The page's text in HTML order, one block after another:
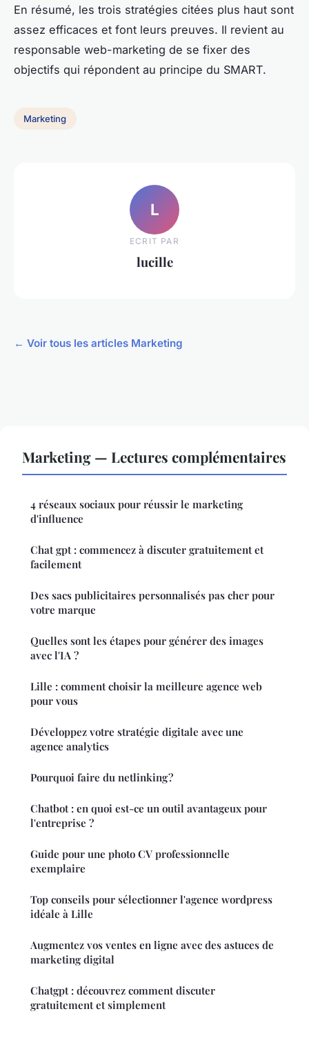
En résumé, les trois stratégies citées plus haut sont
assez efficaces et font leurs preuves. Il revient au
responsable web-marketing de se fixer des
objectifs qui répondent au principe du SMART.
Marketing
L
ECRIT PAR
lucille
← Voir tous les articles Marketing
Marketing — Lectures complémentaires
4 réseaux sociaux pour réussir le marketing
d'influence
Chat gpt : commencez à discuter gratuitement et
facilement
Des sacs publicitaires personnalisés pas cher pour
votre marque
Quelles sont les étapes pour générer des images
avec l'IA ?
Lille : comment choisir la meilleure agence web
pour vous
Développez votre stratégie digitale avec une
agence analytics
Pourquoi faire du netlinking ?
Chatbot : en quoi est-ce un outil avantageux pour
l'entreprise ?
Guide pour une photo CV professionnelle
exemplaire
Top conseils pour sélectionner l'agence wordpress
idéale à Lille
Augmentez vos ventes en ligne avec des astuces de
marketing digital
Chatgpt : découvrez comment discuter
gratuitement et simplement